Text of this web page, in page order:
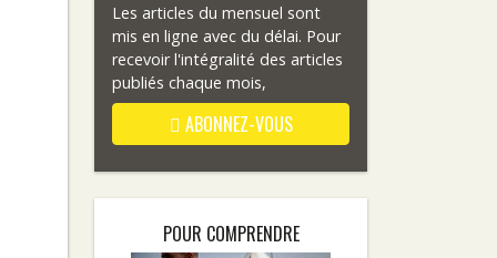
Les articles du mensuel sont
mis en ligne avec du délai. Pour
recevoir l'intégralité des articles
publiés chaque mois,
ABONNEZ-VOUS
POUR COMPRENDRE